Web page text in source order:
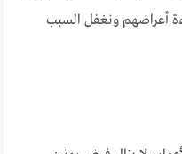
أعراضهم ونغفل السبب